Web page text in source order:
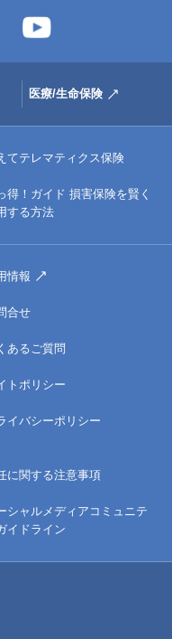
医療/生命保険
てテレマティクス保険
得！ガイド 損害保険を賢く
する方法
情報
合せ
あるご質問
トポリシー
イバシーポリシー
に関する注意事項
シャルメディアコミュニテ
イドライン